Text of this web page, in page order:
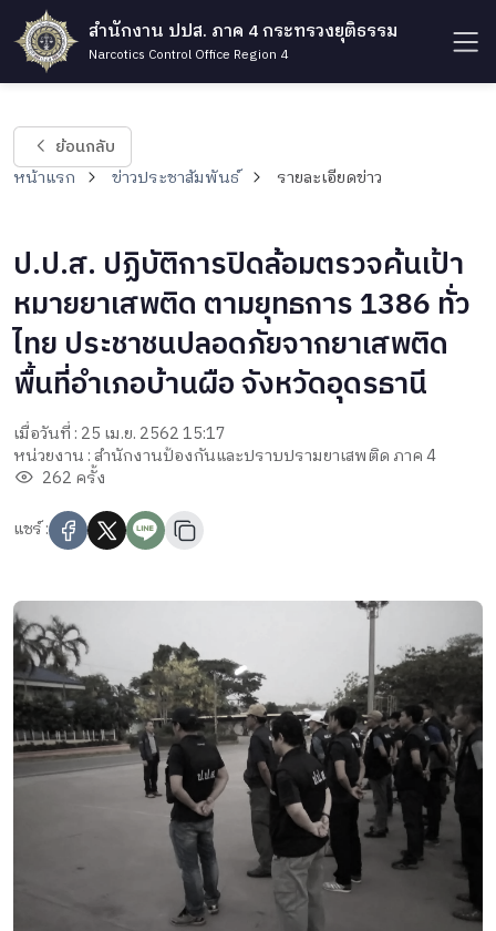
สำนักงาน ปปส. ภาค 4 กระทรวงยุติธรรม
Narcotics Control Office Region 4
ย้อนกลับ
หน้าแรก ข่าวประชาสัมพันธ์ รายละเอียดข่าว
ป.ป.ส. ปฏิบัติการปิดล้อมตรวจค้นเป้า
หมายยาเสพติด ตามยุทธการ 1386 ทั่ว
ไทย ประชาชนปลอดภัยจากยาเสพติด
พื้นที่อำเภอบ้านผือ จังหวัดอุดรธานี
เมื่อวันที่ : 25 เม.ย. 2562 15:17
หน่วยงาน : สำนักงานป้องกันและปราบปรามยาเสพติด ภาค 4
262 ครั้ง
แชร์ :